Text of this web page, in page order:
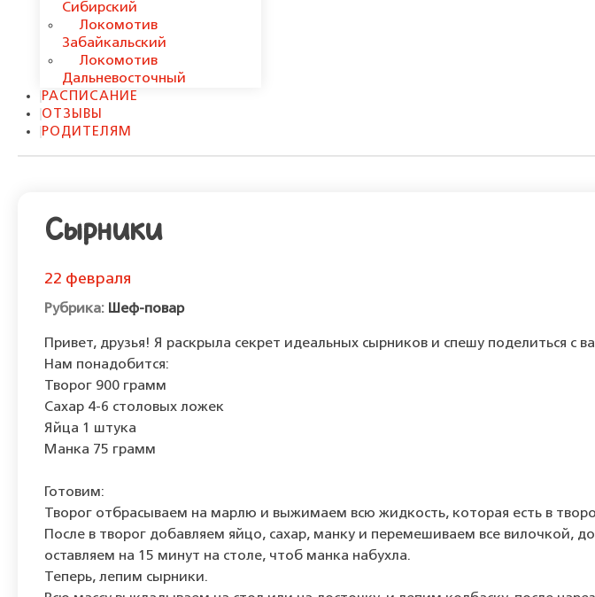
Сибирский
Локомотив
Забайкальский
Локомотив
Дальневосточный
РАСПИСАНИЕ
ОТЗЫВЫ
РОДИТЕЛЯМ
Сырники
22 февраля
Шеф-повар
​​Привет, друзья! Я раскрыла секрет идеальных сырников и спешу поделиться с
Нам понадобится:
Творог 900 грамм
Сахар 4-6 столовых ложек
Яйца 1 штука
Манка 75 грамм
Готовим:
Творог отбрасываем на марлю и выжимаем всю жидкость, которая есть в
После в творог добавляем яйцо, сахар, манку и перемешиваем все вилочкой,
оставляем на 15 минут на столе, чтоб манка набухла.
Теперь, лепим сырники.